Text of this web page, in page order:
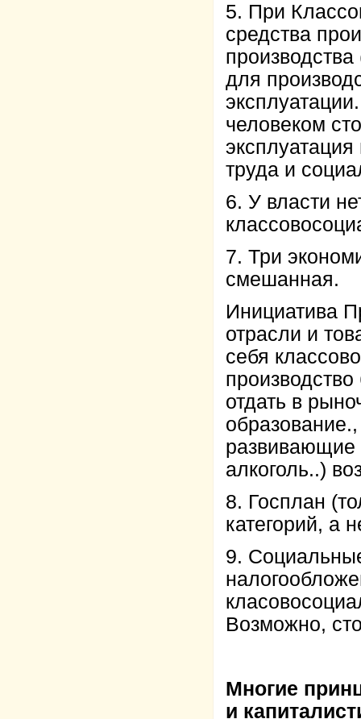
5. При
средства
для
человеком
труда и
6. У власти
7. Три
смешанная.
Инициатива
отрасли и
себя
отдать в
развивающие
алкоголь..)
8. Госплан
категорий, а
9.
Возможно,
Многие
и